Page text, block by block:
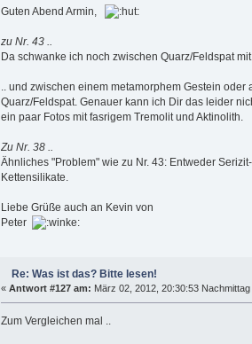
Guten Abend Armin,
zu Nr. 43 ..
Da schwanke ich noch zwischen Quarz/Feldspat
.. und zwischen einem metamorphem Gestein
Quarz/Feldspat. Genauer kann ich Dir das leider
ein paar Fotos mit fasrigem Tremolit und Aktinolith.
Zu Nr. 38 ..
Ähnliches "Problem" wie zu Nr. 43: Entweder
Kettensilikate.
Liebe Grüße auch an Kevin von
Peter
Re: Was ist das? Bitte lesen!
« Antwort #127 am: März 02, 2012, 20:30:53 Nachmittag
Zum Vergleichen mal ..